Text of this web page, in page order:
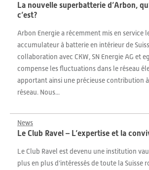
La nouvelle superbatterie d’Arbon,
c’est?
Arbon Energie a récemment mis en service
accumulateur à batterie en intérieur de
collaboration avec CKW, SN Energie AG et
compense les fluctuations dans le réseau
apportant ainsi une précieuse contribution
réseau. Nous...
News
Le Club Ravel – L’expertise et la
Le Club Ravel est devenu une institution
plus en plus d’intéressés de toute la Suisse